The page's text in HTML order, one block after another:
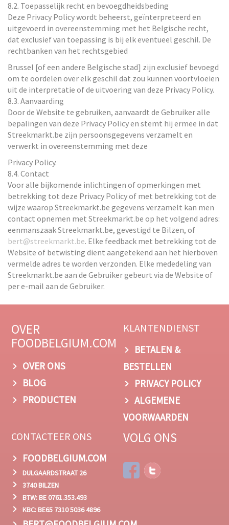
8.2. Toepasselijk recht en bevoegdheidsbeding
Deze Privacy Policy wordt beheerst, geïnterpreteerd en
uitgevoerd in overeenstemming met het Belgische recht,
dat exclusief van toepassing is bij elk eventueel geschil. De
rechtbanken van het rechtsgebied
Brussel [of een andere Belgische stad] zijn exclusief bevoegd
om te oordelen over elk geschil dat zou kunnen voortvloeien
uit de interpretatie of de uitvoering van deze Privacy Policy.
8.3. Aanvaarding
Door de Website te gebruiken, aanvaardt de Gebruiker alle
bepalingen van deze Privacy Policy en stemt hij ermee in dat
Streekmarkt.be zijn persoonsgegevens verzamelt en
verwerkt in overeenstemming met deze
Privacy Policy.
8.4. Contact
Voor alle bijkomende inlichtingen of opmerkingen met
betrekking tot deze Privacy Policy of met betrekking tot de
wijze waarop Streekmarkt.be gegevens verzamelt kan men
contact opnemen met Streekmarkt.be op het volgend adres:
eenmanszaak Streekmarkt.be, gevestigd te Bilzen, of
bert@streekmarkt.be. Elke feedback met betrekking tot de
Website of betwisting dient aangetekend aan het hierboven
vermelde adres te worden verzonden. Elke mededeling van
Streekmarkt.be aan de Gebruiker gebeurt via de Website of
per e-mail aan de Gebruiker.
OVER
FOODBELGIUM.COM
OVER ONS
BLOG
PRODUCTEN
KLANTENDIENST
BETALEN &
BESTELLEN
PRIVACY POLICY
ALGEMENE
VOORWAARDEN
CONTACTEER ONS
FOODBELGIUM.COM
DULGAARDSTRAAT 26
3740 BILZEN
BTW: BE 0761.353.493
KBC: BE65 7310 5036 4896
VOLG ONS